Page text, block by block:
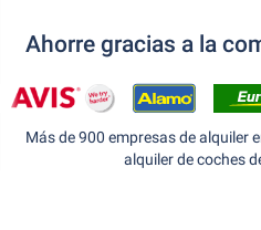
Ahorre gracias a la
Más de 900 empresas de alquiler
alquiler de coches